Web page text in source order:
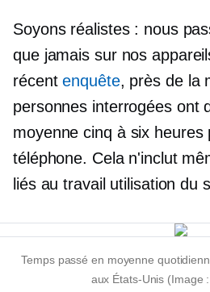
Soyons réalistes : nous
que jamais sur nos
récentenquête, près de la
personnes interrogées ont
moyenne cinq à six heures
téléphone. Cela n'inclut
liés au travail utilisation du
Temps passé en moyenne
aux États-Unis (Image